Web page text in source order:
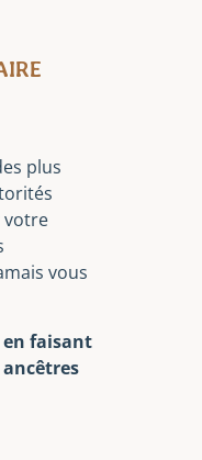
plus
votre
vous
en faisant